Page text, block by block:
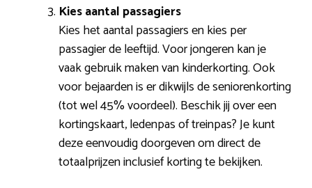
Kies aantal passagiers
Kies het aantal passagiers en kies per
passagier de leeftijd. Voor jongeren kan je
vaak gebruik maken van kinderkorting. Ook
voor bejaarden is er dikwijls de seniorenkorting
(tot wel 45% voordeel). Beschik jij over een
kortingskaart, ledenpas of treinpas? Je kunt
deze eenvoudig doorgeven om direct de
totaalprijzen inclusief korting te bekijken.